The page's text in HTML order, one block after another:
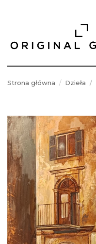
Strona główna Dzieła